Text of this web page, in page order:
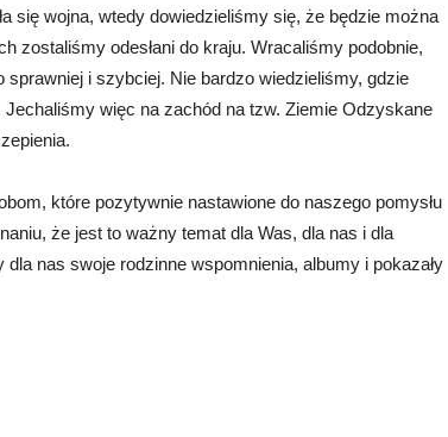
się wojna, wtedy dowiedzieliśmy się, że będzie można
zostaliśmy odesłani do kraju. Wracaliśmy podobnie,
sprawniej i szybciej. Nie bardzo wiedzieliśmy, gdzie
więc na zachód na tzw. Ziemie Odzyskane
które pozytywnie nastawione do naszego pomysłu
że jest to ważny temat dla Was, dla nas i dla
nas swoje rodzinne wspomnienia, albumy i pokazały